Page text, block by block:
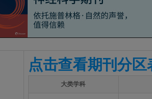
点击查看期刊分区
大类学科